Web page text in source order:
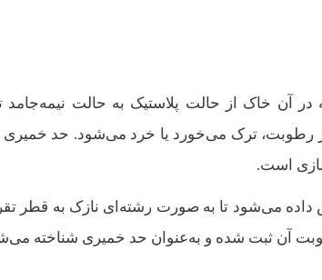
آن خاک از حالت پلاستیک به حالت نیمه‌جامد
رطوبت، ترک می‌خورد یا خرد می‌شود. حد خمیری
است.
داده می‌شود تا به صورت رشته‌ای نازک به قطر